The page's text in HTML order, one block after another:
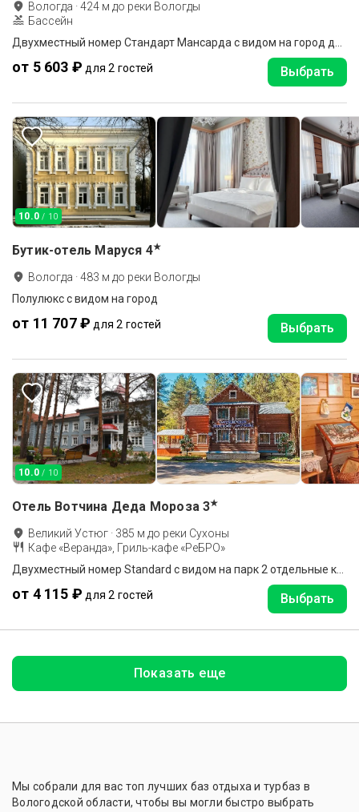
Вологда ·424 м до реки Вологды
Бассейн
от 5 603 ₽ для 2 гостей Выбрать
10.0 / 10
Бутик-отель Маруся 4★
Вологда ·483 м до реки Вологды
Полулюкс с видом на город
от 11 707 ₽ для 2 гостей Выбрать
10.0 / 10
Отель Вотчина Деда Мороза 3★
Великий Устюг · 385 м до реки Сухоны
Кафе «Веранда», Гриль-кафе «РеБРО»
от 4 115 ₽ для 2 гостей Выбрать
Показать еще
Мы собрали для вас топ лучших баз отдыха и турбаз в
Вологодской области, чтобы вы могли быстро выбрать